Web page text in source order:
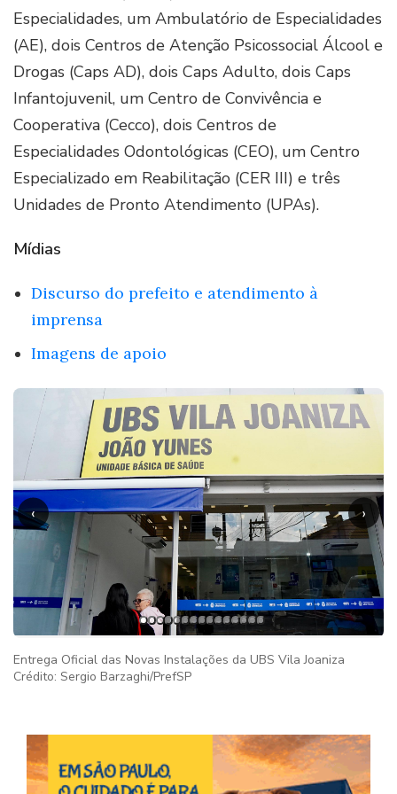
Especialidades, um Ambulatório de Especialidades
(AE), dois Centros de Atenção Psicossocial Álcool e
Drogas (Caps AD), dois Caps Adulto, dois Caps
Infantojuvenil, um Centro de Convivência e
Cooperativa (Cecco), dois Centros de
Especialidades Odontológicas (CEO), um Centro
Especializado em Reabilitação (CER III) e três
Unidades de Pronto Atendimento (UPAs).
Mídias
Discurso do prefeito e atendimento à
imprensa
Imagens de apoio
‹ ›
Entrega Oficial das Novas Instalações da UBS Vila Joaniza
Crédito: Sergio Barzaghi/PrefSP